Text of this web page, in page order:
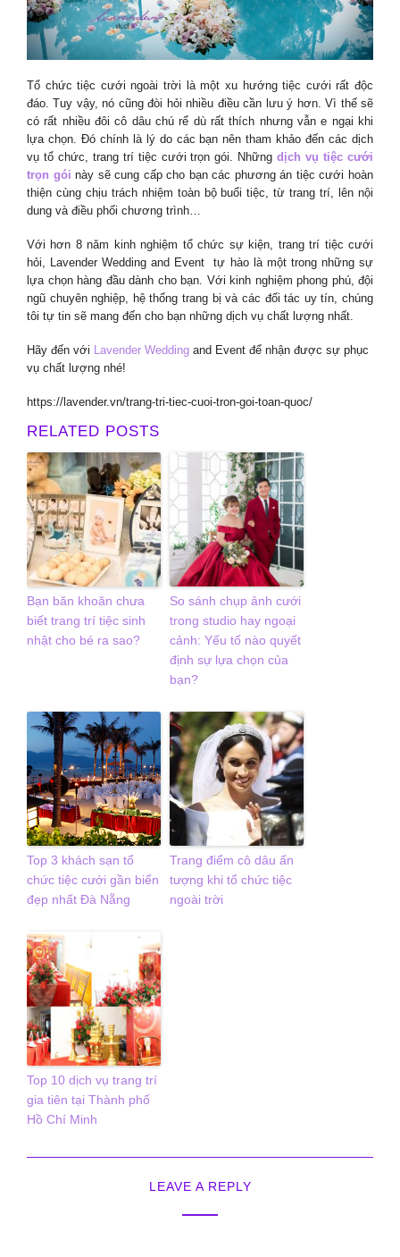
Tổ chức tiệc cưới ngoài trời là một xu hướng tiệc cưới rất độc
đáo. Tuy vậy, nó cũng đòi hỏi nhiều điều cần lưu ý hơn. Vì thế sẽ
có rất nhiều đôi cô dâu chú rể dù rất thích nhưng vẫn e ngại khi
lựa chọn. Đó chính là lý do các bạn nên tham khảo đến các dịch
vụ tổ chức, trang trí tiệc cưới trọn gói. Nhữngdịch vụ tiệc cưới
trọn gói này sẽ cung cấp cho bạn các phương án tiệc cưới hoàn
thiện cùng chịu trách nhiệm toàn bộ buổi tiệc, từ trang trí, lên nội
dung và điều phối chương trình…
Với hơn 8 năm kinh nghiệm tổ chức sự kiện, trang trí tiệc cưới
hỏi, Lavender Wedding and Event tự hào là một trong những sự
lựa chọn hàng đầu dành cho bạn. Với kinh nghiệm phong phú, đội
ngũ chuyên nghiệp, hệ thống trang bị và các đối tác uy tín, chúng
tôi tự tin sẽ mang đến cho bạn những dịch vụ chất lượng nhất.
Hãy đến với Lavender Wedding and Event để nhận được sự phục
vụ chất lượng nhé!
https://lavender.vn/trang-tri-tiec-cuoi-tron-goi-toan-quoc/
RELATED POSTS
Bạn băn khoăn chưa
biết trang trí tiệc sinh
nhật cho bé ra sao?
So sánh chụp ảnh cưới
trong studio hay ngoại
cảnh: Yếu tố nào quyết
định sự lựa chọn của
bạn?
Top 3 khách sạn tổ
chức tiệc cưới gần biển
đẹp nhất Đà Nẵng
Trang điểm cô dâu ấn
tượng khi tổ chức tiệc
ngoài trời
Top 10 dịch vụ trang trí
gia tiên tại Thành phố
Hồ Chí Minh
LEAVE A REPLY